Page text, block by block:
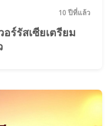
10 ปีที่แล้ว
ร์รัสเซียเตรียม